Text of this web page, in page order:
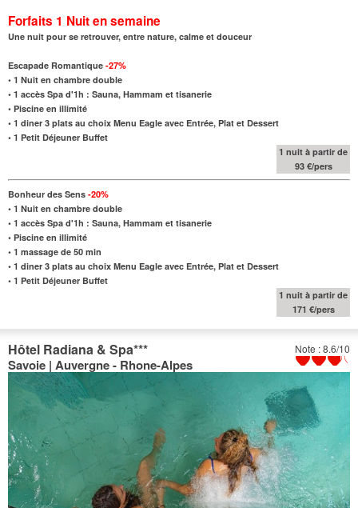
Forfaits 1 Nuiten semaine
Une nuit pour se retrouver, entre nature, calme et douceur
Escapade Romantique -27%
• 1 Nuit en chambre double
• 1 accès Spa d'1h : Sauna, Hammam et tisanerie
• Piscine en illimité
• 1 diner 3 plats au choix Menu Eagle avec Entrée, Plat et Dessert
• 1 Petit Déjeuner Buffet
1 nuit à partir de
93 €/pers
Bonheur des Sens -20%
• 1 Nuit en chambre double
• 1 accès Spa d'1h : Sauna, Hammam et tisanerie
• Piscine en illimité
• 1 massage de 50 min
• 1 diner 3 plats au choix Menu Eagle avec Entrée, Plat et Dessert
• 1 Petit Déjeuner Buffet
1 nuit à partir de
171 €/pers
Note : 8.6/10
Hôtel Radiana & Spa***
Savoie | Auvergne - Rhone-Alpes